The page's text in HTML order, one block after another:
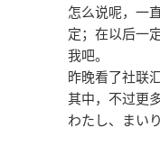
怎么说呢，一
定；在以后一
我吧。
昨晚看了社联
其中，不过更
わたし、まい